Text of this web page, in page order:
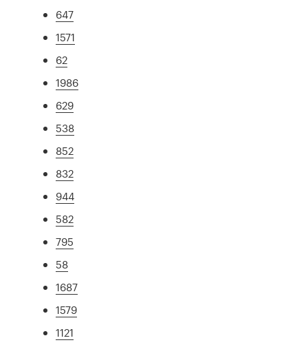
647
1571
62
1986
629
538
852
832
944
582
795
58
1687
1579
1121